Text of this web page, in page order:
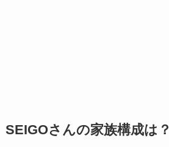
SEIGOさんの家族構成は？